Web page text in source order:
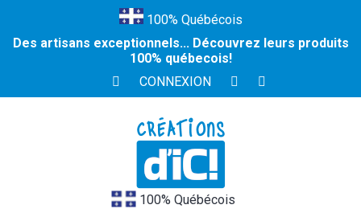
100% Québécois
Des artisans exceptionnels... Découvrez leurs produits
100% québecois!
CONNEXION
100% Québécois